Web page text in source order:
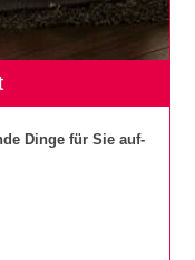
Dinge für Sie auf-